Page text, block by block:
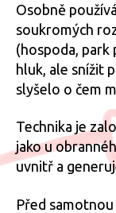
Osobně
soukromých
(hospoda, park
hluk, ale snížit
slyšelo o čem
Technika je
jako u
uvnitř a
Před